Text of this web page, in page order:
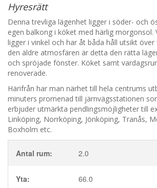
Hyresrätt
Denna trevliga lägenhet ligger i söder- och
egen balkong i köket med härlig morgonsol.
ligger i vinkel och har åt båda håll utsikt över
den äldre atmosfären är detta den rätta
och spröjade fönster. Köket samt
renoverade.
Härifrån har man närhet till hela centrums
minuters promenad till järnvägsstationen
erbjuder utmärkta pendlingsmöjligheter till
Linköping, Norrköping, Jönköping, Tranås,
Boxholm etc.
Antal rum: 2.0
Yta: 66.0